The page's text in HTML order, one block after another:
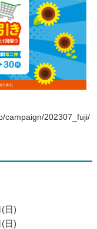
campaign/202307_fuji/
日)
日)